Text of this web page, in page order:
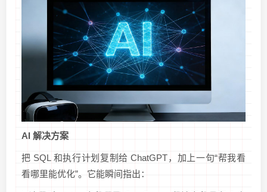
AI 解决方案
把 SQL 和执行计划复制给 ChatGPT，加上一句“帮我看
看哪里能优化”。它能瞬间指出：